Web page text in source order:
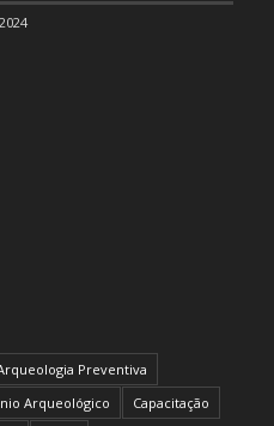
Preventiva
Arqueológico
Capacitação